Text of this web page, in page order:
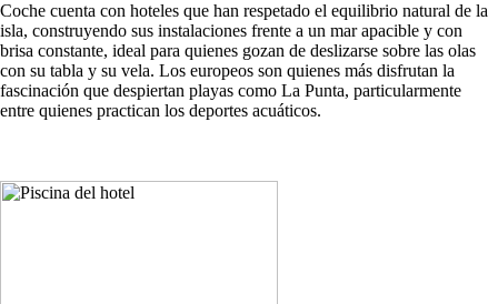
Coche cuenta con hoteles que han respetado el equilibrio natural de la
isla, construyendo sus instalaciones frente a un mar apacible y con
brisa constante, ideal para quienes gozan de deslizarse sobre las olas
con su tabla y su vela. Los europeos son quienes más disfrutan la
fascinación que despiertan playas como La Punta, particularmente
entre quienes practican los deportes acuáticos.